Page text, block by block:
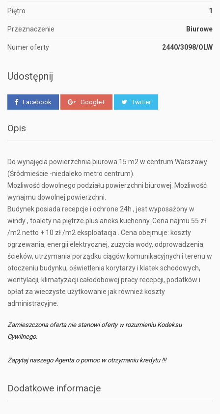
Piętro 1
Przeznaczenie Biurowe
Numer oferty 2440/3098/OLW
Udostępnij
Facebook Google+ Twitter
Opis
Do wynajęcia powierzchnia biurowa 15 m2 w centrum Warszawy
(Śródmieście -niedaleko metro centrum).
Możliwość dowolnego podziału powierzchni biurowej. Możliwość
wynajmu dowolnej powierzchni.
Budynek posiada recepcje i ochrone 24h , jest wyposażony w
windy , toalety na piętrze plus aneks kuchenny. Cena najmu 55 zł
/m2 netto + 10 zł /m2 eksploatacja . Cena obejmuje: koszty
ogrzewania, energii elektrycznej, zużycia wody, odprowadzenia
ścieków, utrzymania porządku ciągów komunikacyjnych i terenu w
otoczeniu budynku, oświetlenia korytarzy i klatek schodowych,
wentylacji, klimatyzacji całodobowej pracy recepcji, podatków i
opłat za wieczyste użytkowanie jak również koszty
administracyjne.
Zamieszczona oferta nie stanowi oferty w rozumieniu Kodeksu
Cywilnego.
Zapytaj naszego Agenta o pomoc w otrzymaniu kredytu !!!
Dodatkowe informacje